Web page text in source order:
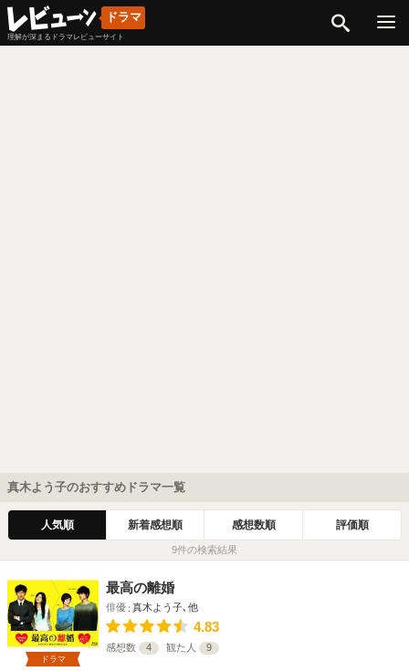
ドラマ
理解が深まるドラマレビューサイト
真木よう子のおすすめドラマ一覧
人気順 新着感想順 感想数順 評価順
9件の検索結果
ドラマ
最高の離婚
俳優 真木よう子､他
4.83
感想数 4 観た人 9